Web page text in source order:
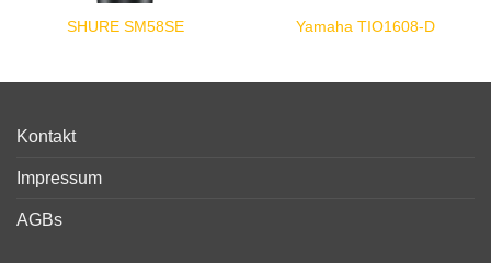
SHURE SM58SE Yamaha TIO1608-D
Kontakt
Impressum
AGBs